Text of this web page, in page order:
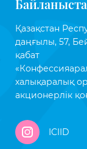
Қазақстан
даңғылы, 57,
қабат
халықаралық
акционерлік
ICIID